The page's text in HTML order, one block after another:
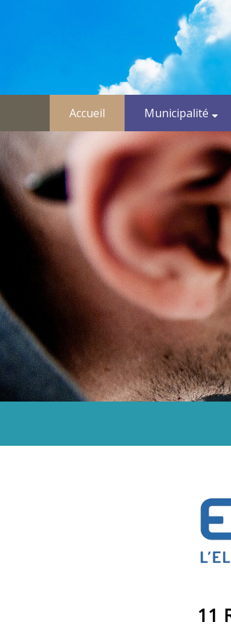
Accueil Municipalité
11